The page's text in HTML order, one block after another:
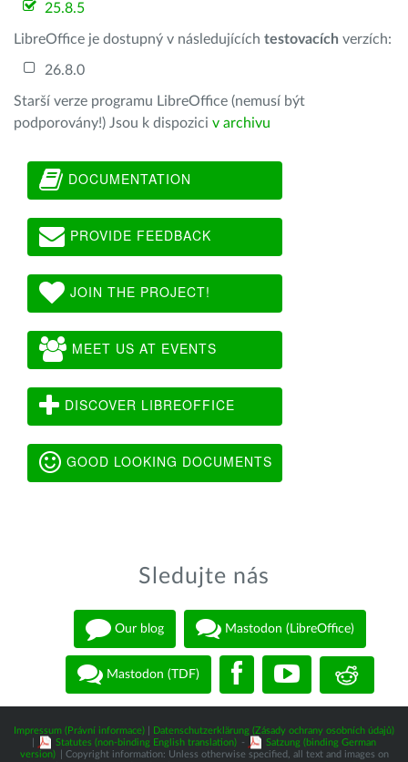
25.8.5
LibreOffice je dostupný v následujících testovacích verzích:
26.8.0
Starší verze programu LibreOffice (nemusí být
podporovány!) Jsou k dispozici v archivu
DOCUMENTATION
PROVIDE FEEDBACK
JOIN THE PROJECT!
MEET US AT EVENTS
DISCOVER LIBREOFFICE
GOOD LOOKING DOCUMENTS
Sledujte nás
Our blog Mastodon (LibreOffice)
Mastodon (TDF)
Impressum (Právní informace)
Datenschutzerklärung (Zásady ochrany osobních údajů)
Statutes (non-binding English translation) -
Satzung (binding German
version)
| Copyright information: Unless otherwise specified, all text and images on